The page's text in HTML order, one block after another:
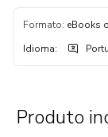
Formato: eBooks
Idioma:
Produto